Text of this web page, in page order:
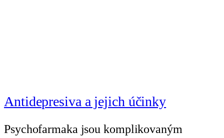
Antidepresiva a jejich účinky
Psychofarmaka jsou komplikovaným